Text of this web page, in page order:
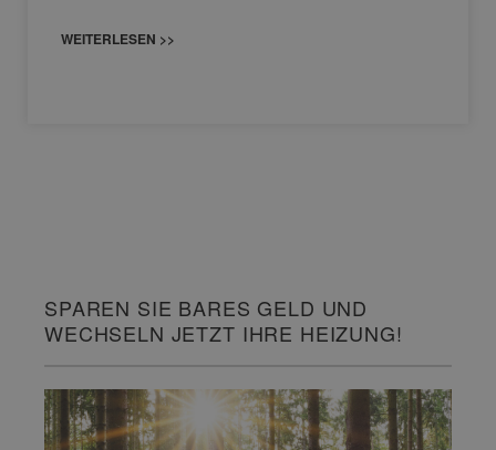
WEITERLESEN >>
SPAREN SIE BARES GELD UND
WECHSELN JETZT IHRE HEIZUNG!